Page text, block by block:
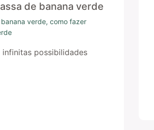
de banana verde
verde, como fazer
infinitas possibilidades